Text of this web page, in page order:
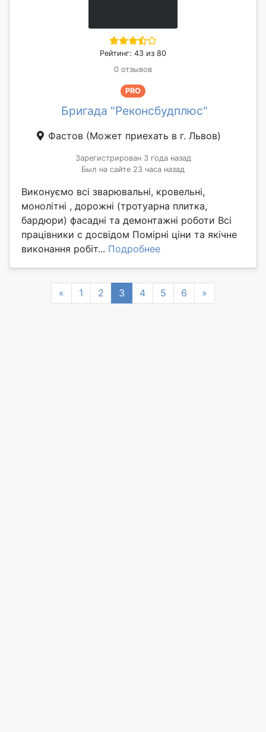
Рейтинг: 43 из 80
0 отзывов
PRO
Бригада "Реконсбудплюс"
Фастов (Может приехать в г. Львов)
Зарегистрирован 3 года назад
Был на сайте 23 часа назад
Виконуємо всі зварювальні, кровельні,
монолітні , дорожні (тротуарна плитка,
бардюри) фасадні та демонтажні роботи Всі
працівники с досвідом Помірні ціни та якічне
виконання робіт... Подробнее
« Previous
1 2 3 4 5 6 »